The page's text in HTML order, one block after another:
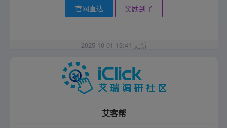
官网直达 奖励到了
2025-10-01 13:41 更新
艾客帮